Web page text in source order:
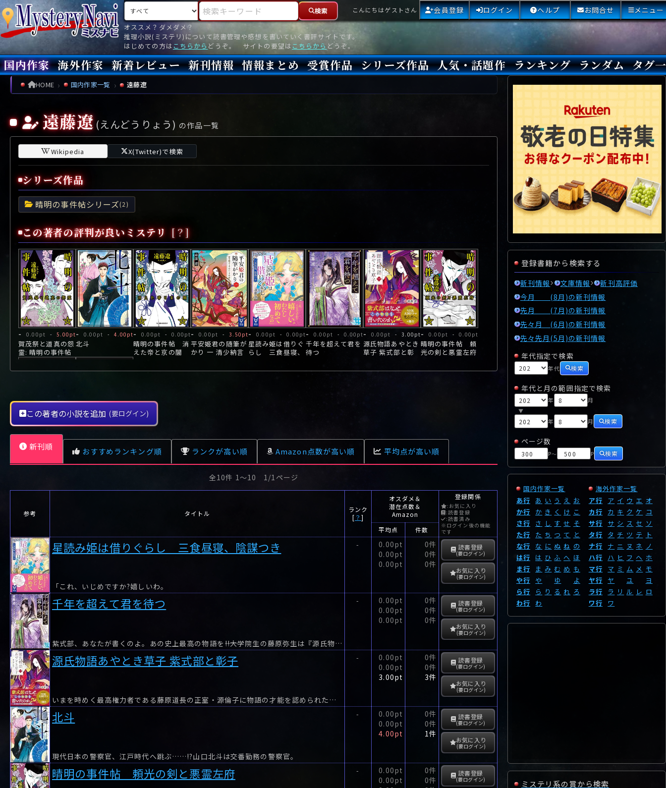
オススメ？ダメダメ？
推理小説(ミステリ)について読書管理や感想を書いていく書評サイトです。
はじめての方は こちらから どうぞ。 サイトの要望は こちらから どうぞ。
検索対象 検索キーワード
検索 こんにちはゲストさん 会員登録 ログイン ヘルプ お問合せ メニュー
国内作家
あ行 あ い う え
お
さ行
さ し す せ
そ
た行
た ち つ て
と
な行
な に ぬ ね
の
は行
は ひ ふ
ま行
ま み む め
も
や行
や ゆ
ら行
ら り る れ
ろ
わ行
わ
海外作家
ア行 ア イ ウ
サ行
サ シ ス セ
ソ
タ行
タ チ ツ テ
ト
ナ行
ナ ニ ヌ ネ
ノ
ハ行
マ行
マ ミ
ヤ行
ヤ ユ
ヨ
ラ行
ラ リ ル レ
ロ
ワ行
ワ
新着レビュー 新刊情報 情報まとめ 受賞作品 シリーズ作品 人気・話題作
最近閲覧された小説
ランキング
国内総合ランキング
海外総合ランキング
Amazon国内作品高評価
Amazon海外作品高評価
国内作品高評価
海外作品高評価
閲覧回数
オススメ投票回数
読書した人が多い小説
サイトランク
ランダム タグ
初心者におすすめ
クローズド・サー
本格ミステリ
青春ミステリ
学園ミステリ
日常の謎
SFミステリ
倒叙ミステリ
警察小説
映画化
ドラマ化
その他をもっとみ
HOME 国内作家一覧 遠藤遼
遠藤遼 (えんどうりょう) の作品一覧
Wikipedia X(Twitter)で検索
シリーズ作品
晴明の事件帖シリーズ(2)
この著者の評判が良いミステリ [？]
- 0.00pt - 5.00pt
賀茂祭と道真の怨
霊: 晴明の事件帖
- 0.00pt - 4.00pt
北斗
- 0.00pt - 0.00pt
晴明の事件帖 消
えた帝と京の闇
- 0.00pt - 3.50pt
平安姫君の随筆が
かり 一 清少納言
- 0.00pt - 0.00pt
星読み姫は借りぐ
らし 三食昼寝、
- 0.00pt - 0.00pt
千年を超えて君を
待つ
- 0.00pt - 3.00pt
源氏物語あやとき
草子 紫式部と彰
- 0.00pt - 0.00pt
晴明の事件帖 頼
光の剣と悪霊左府
- 0.00pt - 0.00pt
清少納言と恋多き
-
平安謎解き歌ごよ
この著者の小説を追加 (要ログイン)
新刊順 おすすめランキング順 ランクが高い順 Amazon点数が高い順 平均点が高い順
全10件 1〜10 1/1ページ
参考 タイトル
ランク
[ ？]
オスダメ＆
潜在点数＆
Amazon
登録関係
:お気に入り
:読書登録
:読書済み
※ログイン後の機能
です
平均点 件数
星読み姫は借りぐらし 三食昼寝、陰謀つき
「これ、いじめですか?嬉しいわ。
-
0.00pt
0.00pt
0.00pt
0件
0件
0件
読書登録
(要ログイン)
お気に入り
(要ログイン)
千年を超えて君を待つ
紫式部、あなたが書くのよ。あの史上最高の物語を――!!大学院生の藤原弥生は『源氏物語』が大好き。
-
0.00pt
0.00pt
0.00pt
0件
0件
0件
読書登録
(要ログイン)
お気に入り
(要ログイン)
源氏物語あやとき草子 紫式部と彰子
いまを時めく最高権力者である藤原道長の正室・源倫子に物語の才能を認められた紫式部は、倫子に仕えることになる。
-
0.00pt
0.00pt
3.00pt
0件
0件
3件
読書登録
(要ログイン)
お気に入り
(要ログイン)
北斗
現代日本の警察官、江戸時代へ跳ぶ……!?山口北斗は交番勤務の警察官。
-
0.00pt
0.00pt
4.00pt
0件
0件
1件
読書登録
(要ログイン)
お気に入り
(要ログイン)
晴明の事件帖 頼光の剣と悪霊左府 -
0.00pt
0.00pt
0件
0件
読書登録
(要ログイン)
登録書籍から検索する
新刊情報 文庫情報
新刊高評価
今月 (8月)の新刊情報
先月 (7月)の新刊情報
先々月 (6月)の新刊情報
先々先月(5月)の新刊情報
年代指定で検索
年代 検索
年代と月の範囲指定で検索
年 月
▼
年 月 検索
ページ数
P～ P 検索
国内作家一覧
あ行
あ い う え お
か行
か き く け こ
さ行
さ し す せ そ
た行
た ち つ て と
な行
な に ぬ ね の
は行
は ひ ふ へ ほ
ま行
ま み む め も
や行
や ゆ
よ
ら行
ら り る れ ろ
わ行 わ
海外作家一覧
ア行
ア イ ウ エ オ
カ行
カ キ ク ケ コ
サ行
サ シ ス セ ソ
タ行
タ チ ツ テ
ト
ナ行
ナ ニ ヌ ネ ノ
ハ行
ハ ヒ フ ヘ ホ
マ行
マ ミ ム メ モ
ヤ行
ヤ ユ
ヨ
ラ行
ラ リ ル レ ロ
ワ行
ワ
ミステリ系の賞から検索